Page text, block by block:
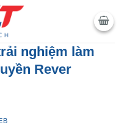
nghiệm làm
Rever